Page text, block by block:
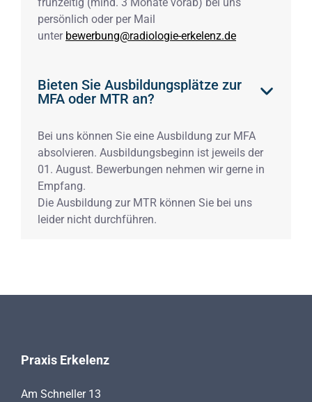
frühzeitig (mind. 3 Monate vorab) bei uns
persönlich oder per Mail
unter bewerbung@radiologie-erkelenz.de
Bieten Sie Ausbildungsplätze zur
MFA oder MTR an?
Bei uns können Sie eine Ausbildung zur MFA
absolvieren. Ausbildungsbeginn ist jeweils der
01. August. Bewerbungen nehmen wir gerne in
Empfang.
Die Ausbildung zur MTR können Sie bei uns
leider nicht durchführen.
Praxis Erkelenz
Am Schneller 13